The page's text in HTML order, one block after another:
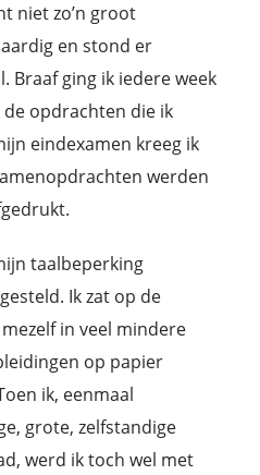
niet zo’n groot
en stond er
Braaf ging ik iedere week
opdrachten die ik
eindexamen kreeg ik
werden
taalbeperking
Ik zat op de
in veel mindere
op papier
ik, eenmaal
grote, zelfstandige
werd ik toch wel met